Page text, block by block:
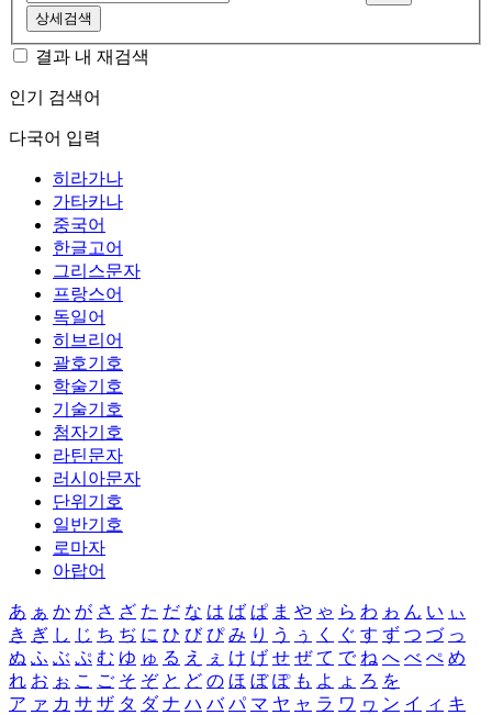
상세검색
결과 내 재검색
인기 검색어
다국어 입력
히라가나
가타카나
중국어
한글고어
그리스문자
프랑스어
독일어
히브리어
괄호기호
학술기호
기술기호
첨자기호
라틴문자
러시아문자
단위기호
일반기호
로마자
아랍어
あ ぁ か が さ ざ た だ な は ば ぱ ま や ゃ ら わ ゎ ん い ぃ
き ぎ し じ ち ぢ に ひ び ぴ み り う ぅ く ぐ す ず つ づ っ
ぬ ふ ぶ ぷ む ゆ ゅ る え ぇ け げ せ ぜ て で ね へ べ ぺ め
れ お ぉ こ ご そ ぞ と ど の ほ ぼ ぽ も よ ょ ろ を
ア ァ カ サ ザ タ ダ ナ ハ バ パ マ ヤ ャ ラ ワ ヮ ン イ ィ キ